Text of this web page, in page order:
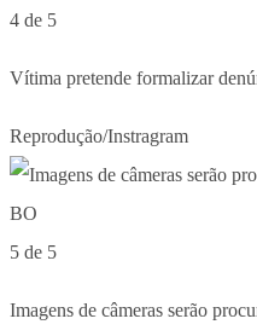
4 de 5
Vítima pretende formalizar
Reprodução/Instragram
5 de 5
Imagens de câmeras serão